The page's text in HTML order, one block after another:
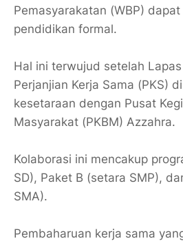
Pemasyarakatan (WBP)
pendidikan formal.
Hal ini terwujud setelah
Perjanjian Kerja Sama (PKS)
kesetaraan dengan Pusat
Masyarakat (PKBM) Azzahra.
​Kolaborasi ini mencakup
SD), Paket B (setara SMP),
SMA).
Pembaharuan kerja sama